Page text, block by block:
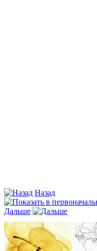
Назад
Дальше